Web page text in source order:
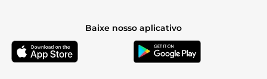
Baixe nosso aplicativo